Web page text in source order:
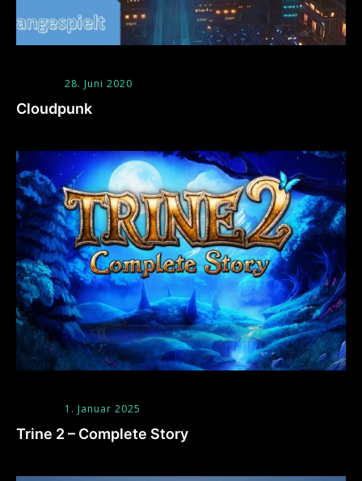
28. Juni 2020
Cloudpunk
1. Januar 2025
Trine 2 – Complete Story